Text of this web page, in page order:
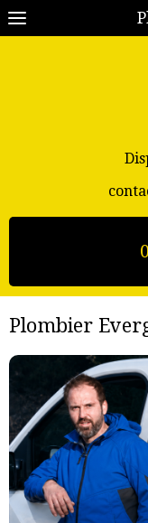
Plombier